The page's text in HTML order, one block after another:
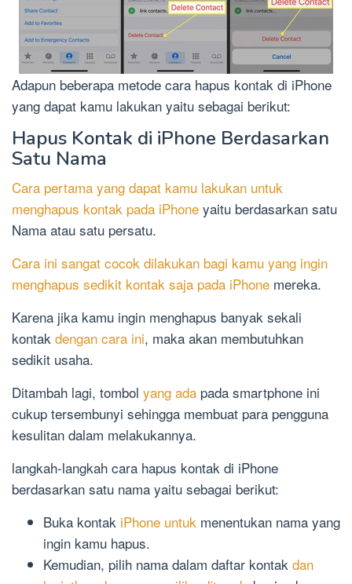
Adapun beberapa metode cara hapus kontak di iPhone
yang dapat kamu lakukan yaitu sebagai berikut:
Hapus Kontak di iPhone Berdasarkan
Satu Nama
Cara pertama yang dapat kamu lakukan untuk
menghapus kontak pada iPhone yaitu berdasarkan satu
Nama atau satu persatu.
Cara ini sangat cocok dilakukan bagi kamu yang ingin
menghapus sedikit kontak saja pada iPhone mereka.
Karena jika kamu ingin menghapus banyak sekali
kontak dengan cara ini, maka akan membutuhkan
sedikit usaha.
Ditambah lagi, tombol yang ada pada smartphone ini
cukup tersembunyi sehingga membuat para pengguna
kesulitan dalam melakukannya.
langkah-langkah cara hapus kontak di iPhone
berdasarkan satu nama yaitu sebagai berikut:
Buka kontak iPhone untuk menentukan nama yang
ingin kamu hapus.
Kemudian, pilih nama dalam daftar kontak dan